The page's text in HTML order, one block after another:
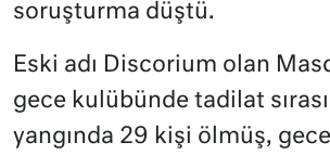
soruşturma düştü.
Eski adı Discorium olan
gece kulübünde tadilat
yangında 29 kişi ölmüş,